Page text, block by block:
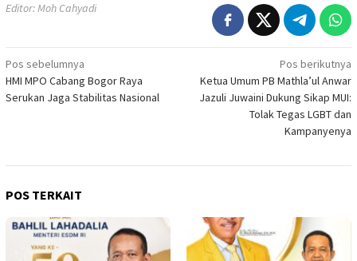
Editor: Moh Cahyadi
Navigasi
pos
Pos sebelumnya
HMI MPO Cabang Bogor Raya
Serukan Jaga Stabilitas Nasional
Pos berikutnya
Ketua Umum PB Mathla’ul Anwar
Jazuli Juwaini Dukung Sikap MUI:
Tolak Tegas LGBT dan
Kampanyenya
POS TERKAIT